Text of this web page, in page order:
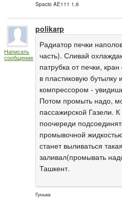
Spacio AE111 1,6
Написать
сообщение
polikarp
Радиатор печки
часть). Сливай
патрубка от печки,
в пластиковую бутылку
компрессором -
Потом промыть надо,
пассажирской Газели.
поочереди
промывочной
станет выливаться
заливал(промывать
Ташкент.
Гунька